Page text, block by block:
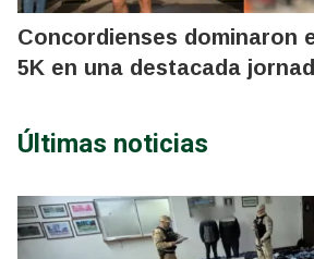
Concordienses dominaron
5K en una destacada
Últimas noticias